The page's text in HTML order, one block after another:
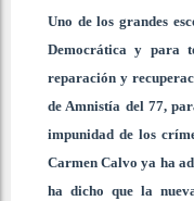
Uno de los grandes
Democrática y para
reparación y
de Amnistía del 77,
impunidad de los
Carmen Calvo ya ha
ha dicho que la